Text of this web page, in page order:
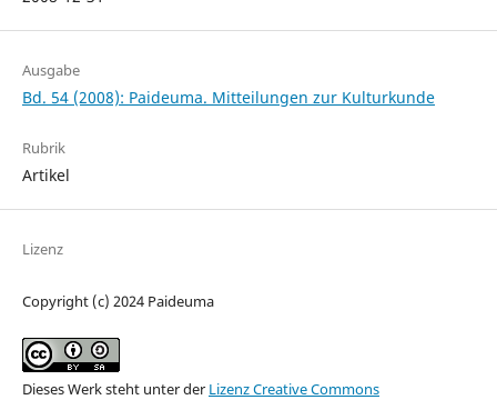
Ausgabe
Bd. 54 (2008): Paideuma. Mitteilungen zur Kulturkunde
Rubrik
Artikel
Lizenz
Copyright (c) 2024 Paideuma
Dieses Werk steht unter der Lizenz Creative Commons